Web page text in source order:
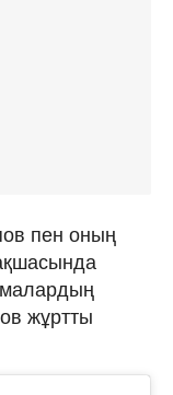
пен оның
жұртты